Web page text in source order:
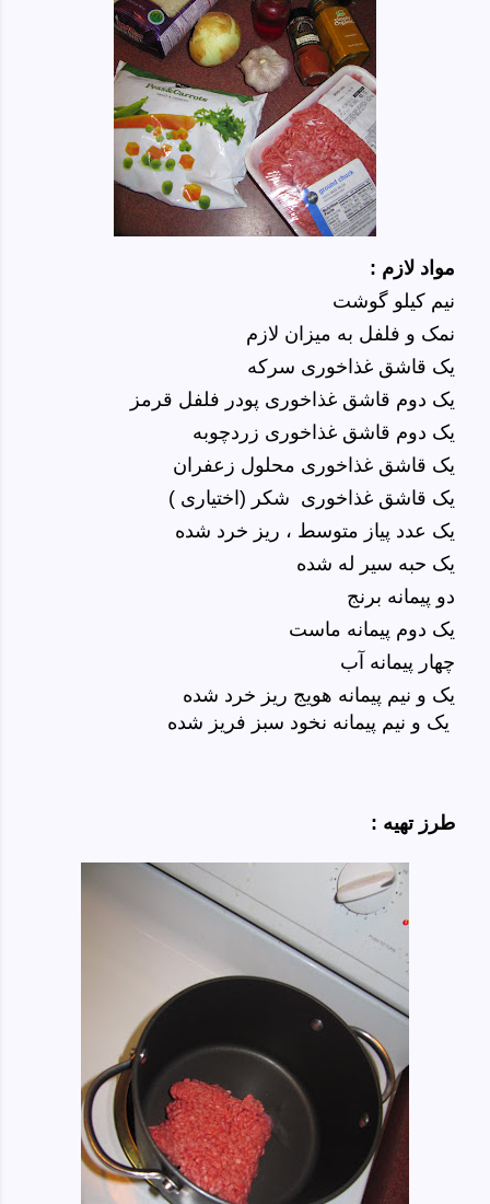
مواد لازم :
نیم کیلو گوشت
نمک و فلفل به میزان لازم
یک قاشق غذاخوری سرکه
یک دوم قاشق غذاخوری پودر فلفل قرمز
یک دوم قاشق غذاخوری زردچوبه
یک قاشق غذاخوری محلول زعفران
یک قاشق غذاخوری شکر (اختیاری )
یک عدد پیاز متوسط ، ریز خرد شده
یک حبه سیر له شده
دو پیمانه برنج
یک دوم پیمانه ماست
چهار پیمانه آب
یک و نیم پیمانه هویج ریز خرد شده
یک و نیم پیمانه نخود سبز فریز شده
طرز تهیه :